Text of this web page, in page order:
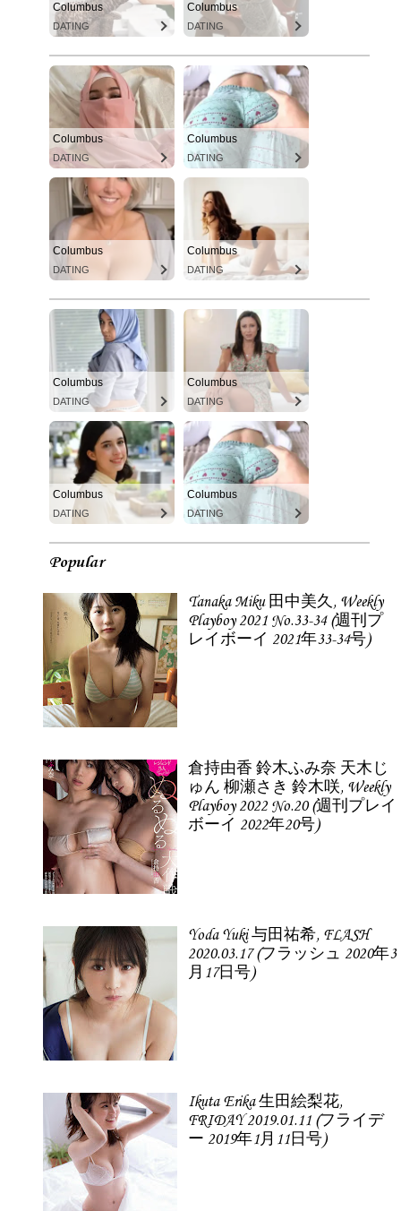
Columbus
DATING
Columbus
DATING
Columbus
DATING
Columbus
DATING
Columbus
DATING
Columbus
DATING
Columbus
DATING
Columbus
DATING
Columbus
DATING
Columbus
DATING
Popular
Tanaka Miku 田中美久, Weekly
Playboy 2021 No.33-34 (週刊プ
レイボーイ 2021年33-34号)
倉持由香 鈴木ふみ奈 天木じ
ゅん 柳瀬さき 鈴木咲, Weekly
Playboy 2022 No.20 (週刊プレイ
ボーイ 2022年20号)
Yoda Yuki 与田祐希, FLASH
2020.03.17 (フラッシュ 2020年3
月17日号)
Ikuta Erika 生田絵梨花,
FRIDAY 2019.01.11 (フライデ
ー 2019年1月11日号)